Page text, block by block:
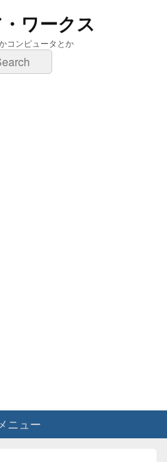
ワークス
コンピュータとか
メニュー